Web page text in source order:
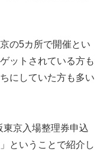
の5カ所で開催とい
ットされている方も
にしていた方も多い
京入場整理券申込
ということで紹介し